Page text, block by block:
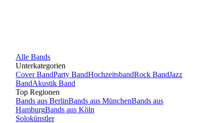
Alle Bands
Unterkategorien
Cover BandParty BandHochzeitsbandRock BandJazz
BandAkustik Band
Top Regionen
Bands aus BerlinBands aus MünchenBands aus
HamburgBands aus Köln
Solokünstler